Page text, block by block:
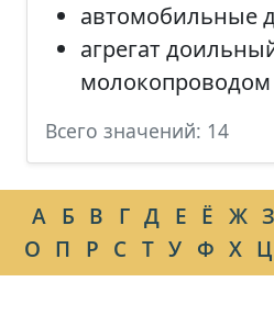
автомобильные
агрегат
молокопроводом
Всего значений: 14
А Б В Г Д Е Ё Ж З
О П Р С Т У Ф Х Ц